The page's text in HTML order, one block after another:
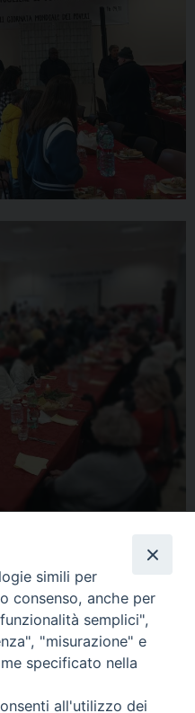
Liturgia
Webmail
simili per
consenso, anche per
semplici",
"misurazione" e
specificato nella
all'utilizzo dei